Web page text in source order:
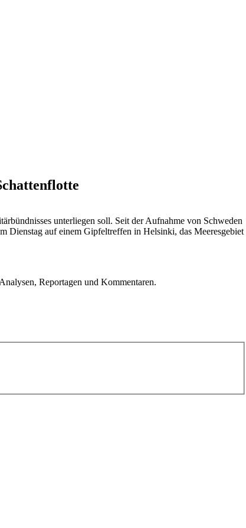
unterliegen soll. Seit der Aufnahme von Schweden
Dienstag auf einem Gipfeltreffen in Helsinki, das Meeresgebiet
Reportagen und Kommentaren.